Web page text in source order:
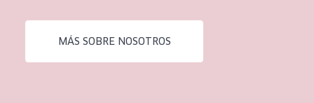
Piel expuesta al sol
Piel menopáusica
MÁS SOBRE NOSOTROS